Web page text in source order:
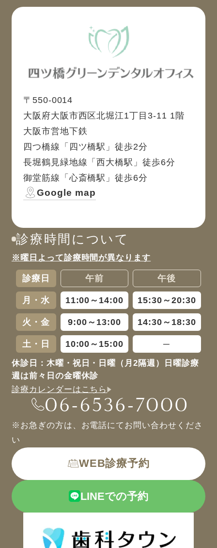
〒550-0014
大阪府大阪市西区北堀江1丁目3-11 1階
大阪市営地下鉄
四つ橋線「四ツ橋駅」徒歩2分
長堀鶴見緑地線「西大橋駅」徒歩6分
御堂筋線「心斎橋駅」徒歩6分
Google map
診療時間について
※曜日よって診療時間が異なります
診療日 午前 午後
月・水 11:00～14:00 15:30～20:30
火・金 9:00～13:00 14:30～18:30
土・日 10:00～15:00 ─
休診日：木曜・祝日・日曜（月2隔週）日曜診療
週は前々日の金曜休診
診療カレンダーはこちら
※お急ぎの方は、お電話にてお問い合わせくださ
い
WEB診療予約
LINEでの予約